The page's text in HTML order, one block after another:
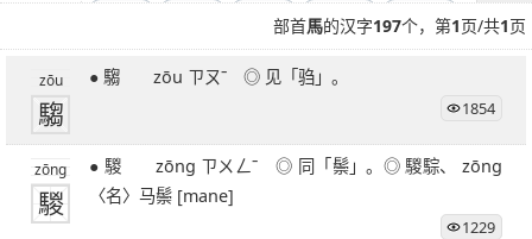
9笔字 10笔字
11笔字
12笔字
13笔字 14笔字 15笔字
16笔字
17笔字
18笔字 19笔字
26笔字
27笔字
28笔字 29笔字 30笔字
31笔字
32笔字
33笔字 34笔字 35笔字
36笔字
39笔字
51笔字
部首馬的汉字197个，第1页/共1页
zōu
騶
● 騶 zōu ㄗㄡˉ ◎ 见「驺」。
1854
zōng
騣
● 騣 zōng ㄗㄨㄥˉ ◎ 同「鬃」。◎ 騣騌、 zōng
〈名〉马鬃 [mane]
1229